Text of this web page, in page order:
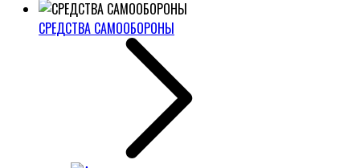
СРЕДСТВА САМООБОРОНЫ